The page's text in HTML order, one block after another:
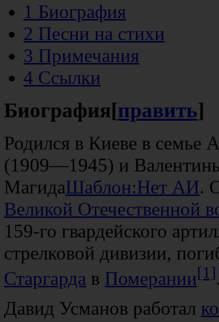
1 Биография
2 Песни на стихи
3 Примечания
4 Ссылки
Биография[править]
Родился в Киеве в семье
(1909—1945) и
МагидаШаблон:Нет АИ.
Великой Отечественной
159-го гвардейского
стрелковой дивизии,
Старгарда в Померании[1]
Давид Усманов работал